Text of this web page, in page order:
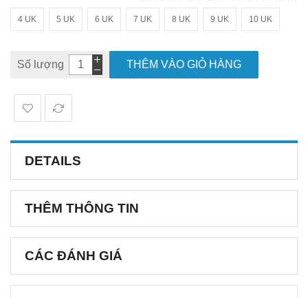
4 UK 5 UK 6 UK 7 UK 8 UK 9 UK 10 UK
Số lượng THÊM VÀO GIỎ HÀNG
DETAILS
THÊM THÔNG TIN
CÁC ĐÁNH GIÁ